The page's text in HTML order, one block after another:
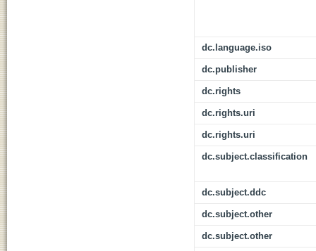
dc.language.iso
dc.publisher
dc.rights
dc.rights.uri
dc.rights.uri
dc.subject.classification
dc.subject.ddc
dc.subject.other
dc.subject.other